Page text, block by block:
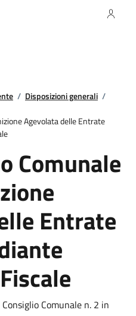
/ Disposizioni generali /
Agevolata delle Entrate
Comunale
Entrate
Comunale n. 2 in